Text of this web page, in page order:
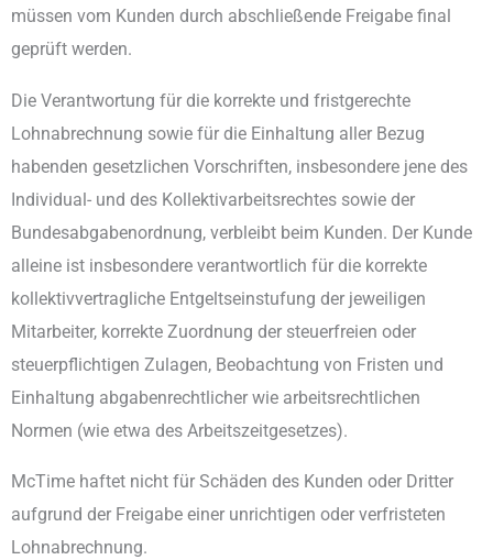
müssen vom Kunden durch abschließende Freigabe final
geprüft werden.
Die Verantwortung für die korrekte und fristgerechte
Lohnabrechnung sowie für die Einhaltung aller Bezug
habenden gesetzlichen Vorschriften, insbesondere jene des
Individual- und des Kollektivarbeitsrechtes sowie der
Bundesabgabenordnung, verbleibt beim Kunden. Der Kunde
alleine ist insbesondere verantwortlich für die korrekte
kollektivvertragliche Entgeltseinstufung der jeweiligen
Mitarbeiter, korrekte Zuordnung der steuerfreien oder
steuerpflichtigen Zulagen, Beobachtung von Fristen und
Einhaltung abgabenrechtlicher wie arbeitsrechtlichen
Normen (wie etwa des Arbeitszeitgesetzes).
McTime haftet nicht für Schäden des Kunden oder Dritter
aufgrund der Freigabe einer unrichtigen oder verfristeten
Lohnabrechnung.